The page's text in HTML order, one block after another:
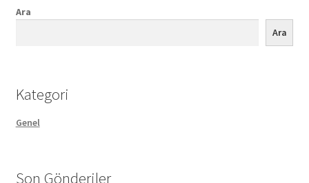
Ara
Ara
Kategori
Genel
Son Gönderiler